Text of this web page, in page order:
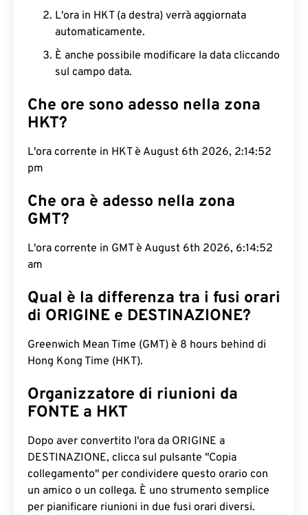
L'ora in HKT (a destra) verrà aggiornata
automaticamente.
È anche possibile modificare la data cliccando
sul campo data.
Che ore sono adesso nella zona
HKT?
L'ora corrente in HKT è August 6th 2026, 2:14:53
pm
Che ora è adesso nella zona
GMT?
L'ora corrente in GMT è August 6th 2026, 6:14:53
am
Qual è la differenza tra i fusi orari
di ORIGINE e DESTINAZIONE?
Greenwich Mean Time (GMT) è 8 hours behind di
Hong Kong Time (HKT).
Organizzatore di riunioni da
FONTE a HKT
Dopo aver convertito l'ora da ORIGINE a
DESTINAZIONE, clicca sul pulsante "Copia
collegamento" per condividere questo orario con
un amico o un collega. È uno strumento semplice
per pianificare riunioni in due fusi orari diversi.